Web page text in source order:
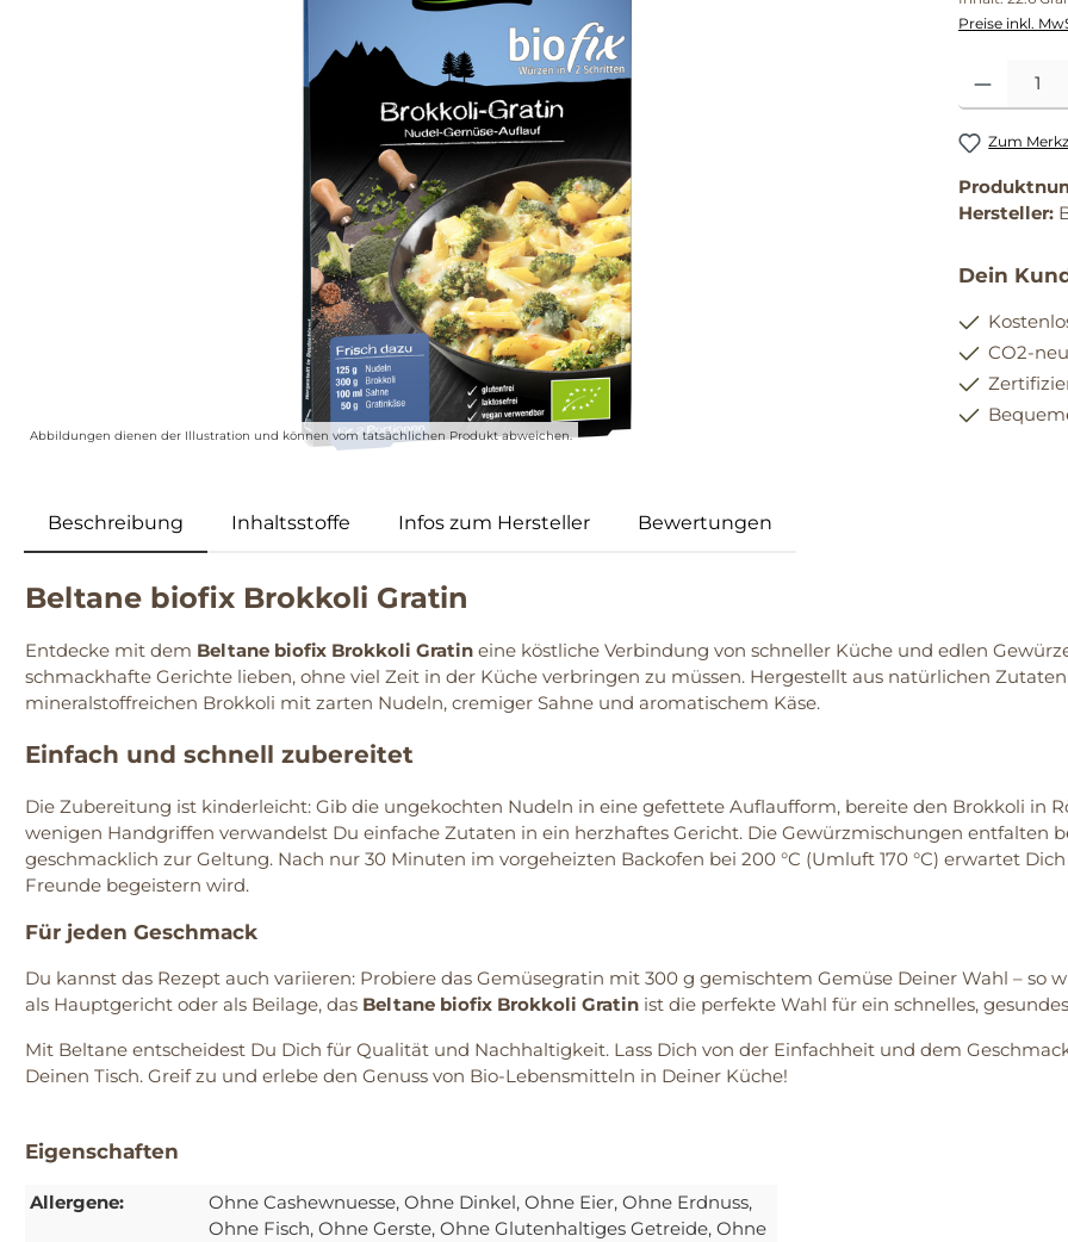
Abbildungen dienen der Illustration und können vom tatsächlichen Produkt abweichen.
Preise inkl.
Produkt
Zum
Hersteller:
Dein
CO2-
Beschreibung Inhaltsstoffe Infos zum Hersteller Bewertungen
Beltane biofix Brokkoli Gratin
Entdecke mit dem Beltane biofix Brokkoli Gratin eine köstliche Verbindung von schneller Küche und edlen
schmackhafte Gerichte lieben, ohne viel Zeit in der Küche verbringen zu müssen. Hergestellt aus natürlichen
mineralstoffreichen Brokkoli mit zarten Nudeln, cremiger Sahne und aromatischem Käse.
Einfach und schnell zubereitet
Die Zubereitung ist kinderleicht: Gib die ungekochten Nudeln in eine gefettete Auflaufform, bereite den Brokkoli in
wenigen Handgriffen verwandelst Du einfache Zutaten in ein herzhaftes Gericht. Die Gewürzmischungen entfalten
geschmacklich zur Geltung. Nach nur 30 Minuten im vorgeheizten Backofen bei 200 °C (Umluft 170 °C) erwartet
Freunde begeistern wird.
Für jeden Geschmack
Du kannst das Rezept auch variieren: Probiere das Gemüsegratin mit 300 g gemischtem Gemüse Deiner Wahl – so
als Hauptgericht oder als Beilage, das Beltane biofix Brokkoli Gratin ist die perfekte Wahl für ein schnelles,
Mit Beltane entscheidest Du Dich für Qualität und Nachhaltigkeit. Lass Dich von der Einfachheit und dem
Deinen Tisch. Greif zu und erlebe den Genuss von Bio-Lebensmitteln in Deiner Küche!
Eigenschaften
Allergene: Ohne Cashewnuesse, Ohne Dinkel, Ohne Eier, Ohne Erdnuss,
Ohne Fisch, Ohne Gerste, Ohne Glutenhaltiges Getreide, Ohne